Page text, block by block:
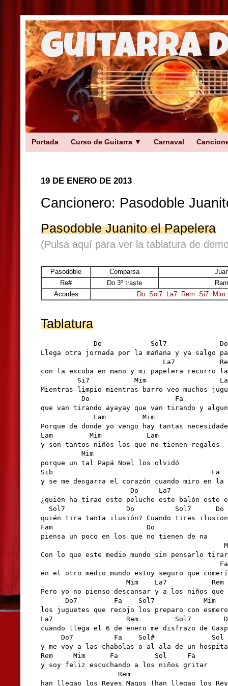
Guitarra
Portada Curso de Guitarra ▼ Carnaval
19 DE ENERO DE 2013
Cancionero: Pasodoble
Pasodoble Juanito el Papelera
(Pulsa aquí para ver la tablatura de
Pasodoble Comparsa
Re#
Do 3º traste
Acordes
Do Sol7 La7 Rem Si7 Mim
Tablatura
             Do            Sol7             Do
Llega otra jornada por la mañana y ya salgo
La7
con la escoba en mano y mi papelera recorro
Si7           Mim
Mientras limpio mientras barro veo muchos
Do                     Fa
que van tirando ayayay que van tirando y
             Lam         Mim
Porque de donde yo vengo hay tantas
Lam         Mim           Lam
y son tantos niños los que no tienen regalos
          Mim
porque un tal Papá Noel los olvidó
Sib                                       Fa
y se me desgarra el corazón cuando miro en la
Do     La7
¿quién ha tirao este peluche este balón este
  Sol7               Do          Sol7      Do
quién tira tanta ilusión? Cuando tires
Fam                       Do
piensa un poco en los que no tienen de na
Con lo que este medio mundo sin pensarlo
                                            Fa
en el otro medio mundo estoy seguro que
Mim    La7           Rem
Pero yo no pienso descansar y a los niños que
      Do7         Fa    Sol7            Mim
los juguetes que recojo los preparo con esmero
La7                  Rem         Sol7
cuando llega el 6 de enero me disfrazo de
     Do7          Fa    Sol#              Sol
y me voy a las chabolas o al ala de un
Rem     Mim      Fa         Sol     Fa
y soy feliz escuchando a los niños gritar
Rem
han llegao los Reyes Magos (han llegao los